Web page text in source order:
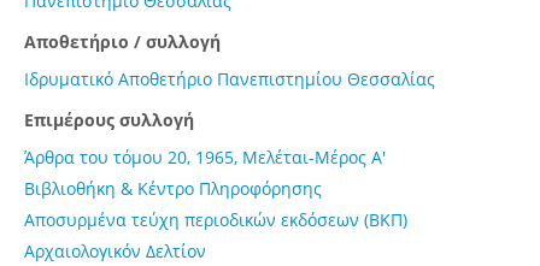
Αποθετήριο / συλλογή
Ιδρυματικό Αποθετήριο Πανεπιστημίου Θεσσαλίας
Επιμέρους συλλογή
Άρθρα του τόμου 20, 1965, Μελέται-Μέρος Α'
Βιβλιοθήκη & Κέντρο Πληροφόρησης
Αποσυρμένα τεύχη περιοδικών εκδόσεων (ΒΚΠ)
Αρχαιολογικόν Δελτίον